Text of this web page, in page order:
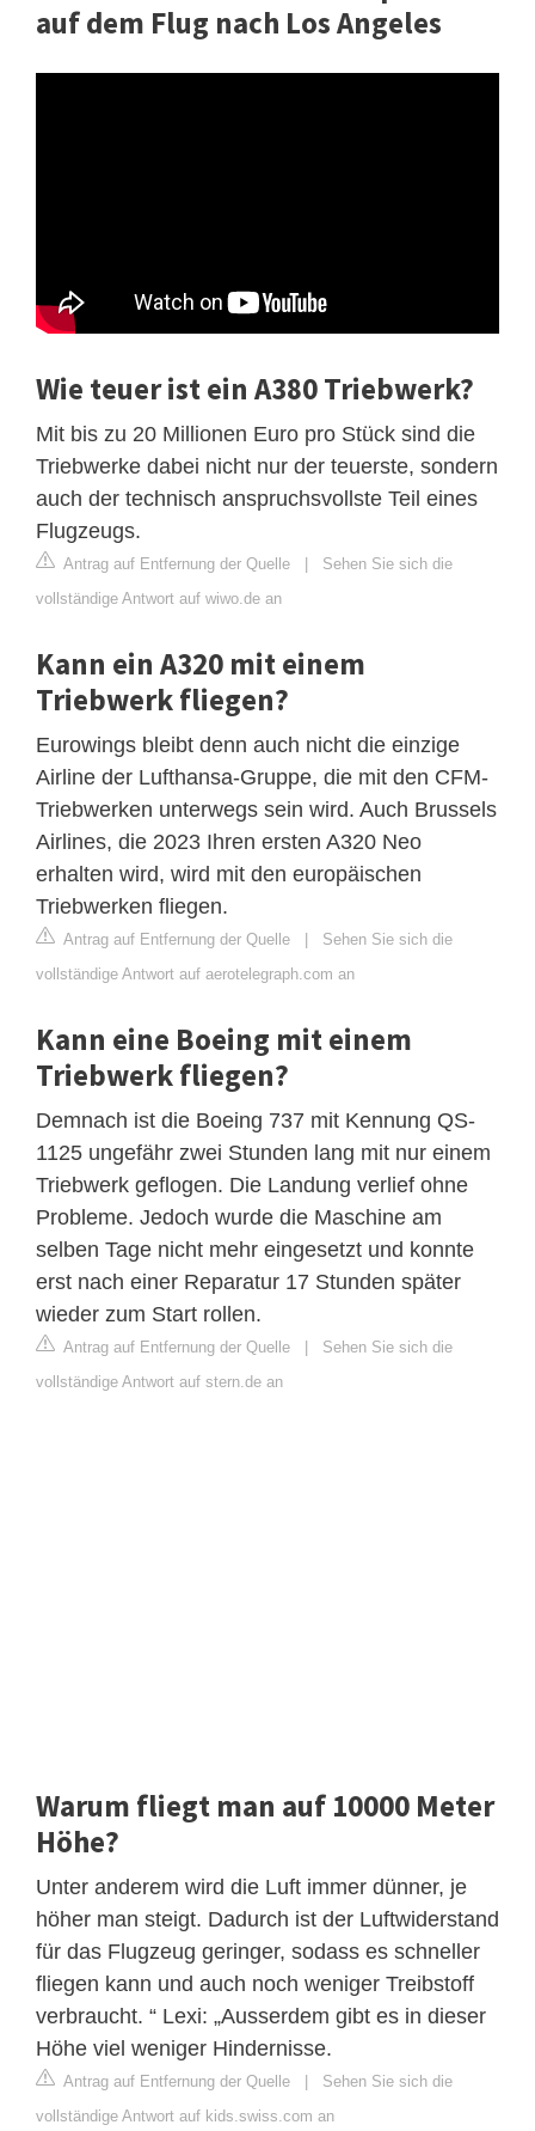
auf dem Flug nach Los Angeles
Wie teuer ist ein A380 Triebwerk?
Mit bis zu 20 Millionen Euro pro Stück sind die
Triebwerke dabei nicht nur der teuerste, sondern
auch der technisch anspruchsvollste Teil eines
Flugzeugs.
Antrag auf Entfernung der Quelle | Sehen Sie sich die
vollständige Antwort auf wiwo.de an
Kann ein A320 mit einem
Triebwerk fliegen?
Eurowings bleibt denn auch nicht die einzige
Airline der Lufthansa-Gruppe, die mit den CFM-
Triebwerken unterwegs sein wird. Auch Brussels
Airlines, die 2023 Ihren ersten A320 Neo
erhalten wird, wird mit den europäischen
Triebwerken fliegen.
Antrag auf Entfernung der Quelle | Sehen Sie sich die
vollständige Antwort auf aerotelegraph.com an
Kann eine Boeing mit einem
Triebwerk fliegen?
Demnach ist die Boeing 737 mit Kennung QS-
1125 ungefähr zwei Stunden lang mit nur einem
Triebwerk geflogen. Die Landung verlief ohne
Probleme. Jedoch wurde die Maschine am
selben Tage nicht mehr eingesetzt und konnte
erst nach einer Reparatur 17 Stunden später
wieder zum Start rollen.
Antrag auf Entfernung der Quelle | Sehen Sie sich die
vollständige Antwort auf stern.de an
Warum fliegt man auf 10000 Meter
Höhe?
Unter anderem wird die Luft immer dünner, je
höher man steigt. Dadurch ist der Luftwiderstand
für das Flugzeug geringer, sodass es schneller
fliegen kann und auch noch weniger Treibstoff
verbraucht. “ Lexi: „Ausserdem gibt es in dieser
Höhe viel weniger Hindernisse.
Antrag auf Entfernung der Quelle | Sehen Sie sich die
vollständige Antwort auf kids.swiss.com an